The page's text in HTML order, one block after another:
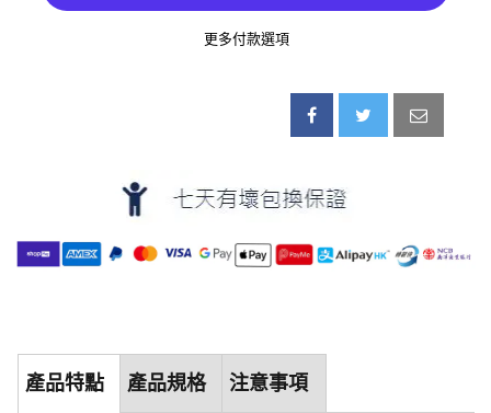
更多付款選項
產品特點 產品規格 注意事項